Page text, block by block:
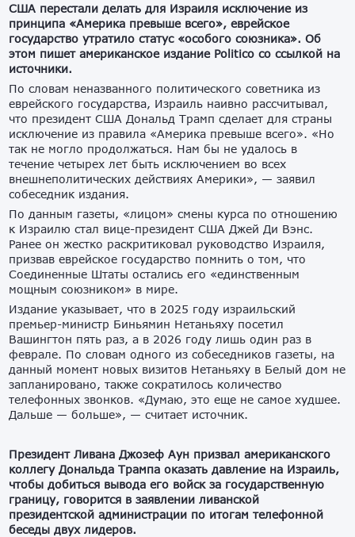
США перестали делать для Израиля исключение из
принципа «Америка превыше всего», еврейское
государство утратило статус «особого союзника». Об
этом пишет американское издание Politico со ссылкой на
источники.
По словам неназванного политического советника из
еврейского государства, Израиль наивно рассчитывал,
что президент США Дональд Трамп сделает для страны
исключение из правила «Америка превыше всего». «Но
так не могло продолжаться. Нам бы не удалось в
течение четырех лет быть исключением во всех
внешнеполитических действиях Америки», — заявил
собеседник издания.
По данным газеты, «лицом» смены курса по отношению
к Израилю стал вице-президент США Джей Ди Вэнс.
Ранее он жестко раскритиковал руководство Израиля,
призвав еврейское государство помнить о том, что
Соединенные Штаты остались его «единственным
мощным союзником» в мире.
Издание указывает, что в 2025 году израильский
премьер-министр Биньямин Нетаньяху посетил
Вашингтон пять раз, а в 2026 году лишь один раз в
феврале. По словам одного из собеседников газеты, на
данный момент новых визитов Нетаньяху в Белый дом не
запланировано, также сократилось количество
телефонных звонков. «Думаю, это еще не самое худшее.
Дальше — больше», — считает источник.
Президент Ливана Джозеф Аун призвал американского
коллегу Дональда Трампа оказать давление на Израиль,
чтобы добиться вывода его войск за государственную
границу, говорится в заявлении ливанской
президентской администрации по итогам телефонной
беседы двух лидеров.